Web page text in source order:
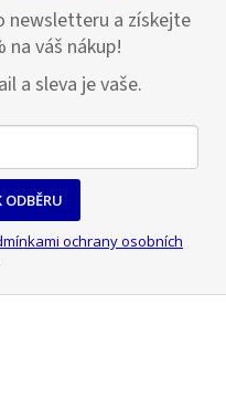
newsletteru a získejte
na váš nákup!
a sleva je vaše.
ODBĚRU
ochrany osobních